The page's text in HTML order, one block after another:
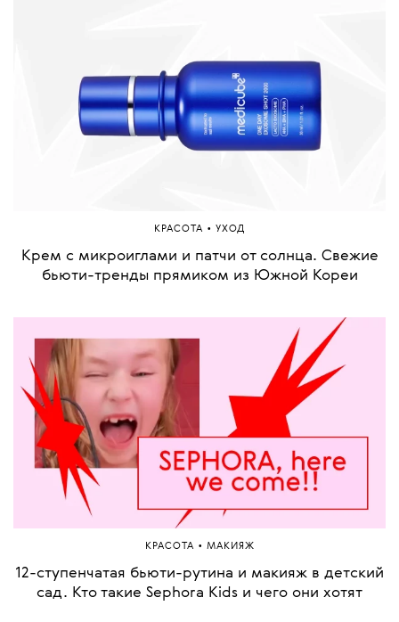
КРАСОТА • УХОД
Крем с микроиглами и патчи от солнца. Свежие
бьюти-тренды прямиком из Южной Кореи
КРАСОТА • МАКИЯЖ
12-ступенчатая бьюти-рутина и макияж в детский
сад. Кто такие Sephora Kids и чего они хотят